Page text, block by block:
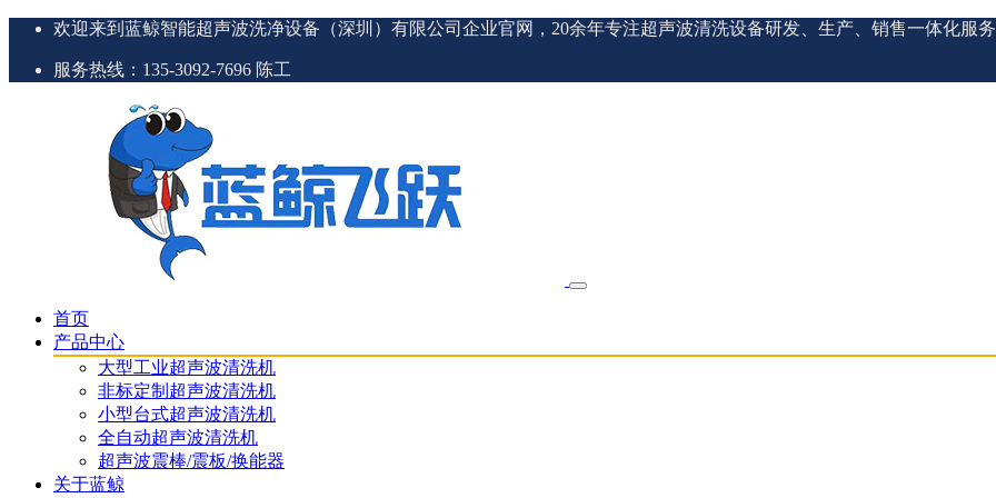
欢迎来到蓝鲸智能超声波洗净设备（深圳）有限公司企业官网，20余年专注超声波清洗设备研发、生产、销售一体化服
服务热线：135-3092-7696 陈工
首页
产品中心
大型工业超声波清洗机
非标定制超声波清洗机
小型台式超声波清洗机
全自动超声波清洗机
超声波震棒/震板/换能器
关于蓝鲸